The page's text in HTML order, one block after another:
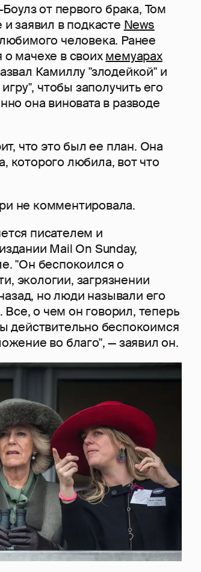
от первого брака, Том
заявил в подкасте News
человека. Ранее
о мачехе в своихмемуарах
Камиллу "злодейкой" и
чтобы заполучить его
она виновата в разводе
что это был ее план. Она
которого любила, вот что
не комментировала.
писателем и
Mail On Sunday,
"Он беспокоился о
экологии, загрязнении
но люди называли его
о чем он говорил, теперь
действительно беспокоимся
во благо", — заявил он.